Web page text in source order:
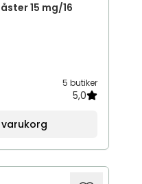
15 mg/16
5 butiker
5,0
varukorg